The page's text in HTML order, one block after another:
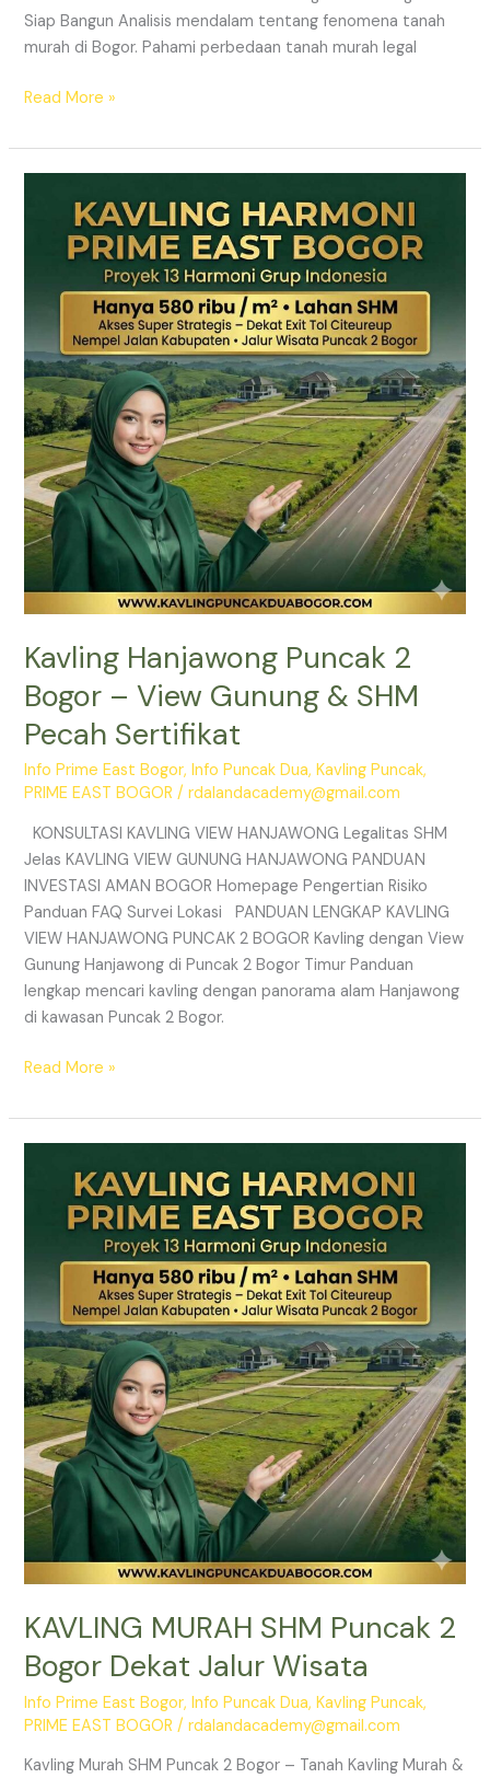
Siap Bangun Analisis mendalam tentang fenomena tanah
murah di Bogor. Pahami perbedaan tanah murah legal
Read More »
Kavling Hanjawong Puncak 2
Bogor – View Gunung & SHM
Pecah Sertifikat
Info Prime East Bogor,Info Puncak Dua,Kavling Puncak,
PRIME EAST BOGOR /rdalandacademy@gmail.com
KONSULTASI KAVLING VIEW HANJAWONG Legalitas SHM
Jelas KAVLING VIEW GUNUNG HANJAWONG PANDUAN
INVESTASI AMAN BOGOR Homepage Pengertian Risiko
Panduan FAQ Survei Lokasi PANDUAN LENGKAP KAVLING
VIEW HANJAWONG PUNCAK 2 BOGOR Kavling dengan View
Gunung Hanjawong di Puncak 2 Bogor Timur Panduan
lengkap mencari kavling dengan panorama alam Hanjawong
di kawasan Puncak 2 Bogor.
Hanjawong
Puncak
Bogor
Gunung
&
SHM
Pecah
Sertifikat
Read More »
KAVLING MURAH SHM Puncak 2
Bogor Dekat Jalur Wisata
Info Prime East Bogor,Info Puncak Dua,Kavling Puncak,
PRIME EAST BOGOR /rdalandacademy@gmail.com
Kavling Murah SHM Puncak 2 Bogor – Tanah Kavling Murah &
Puncak
Jalur
Wisata